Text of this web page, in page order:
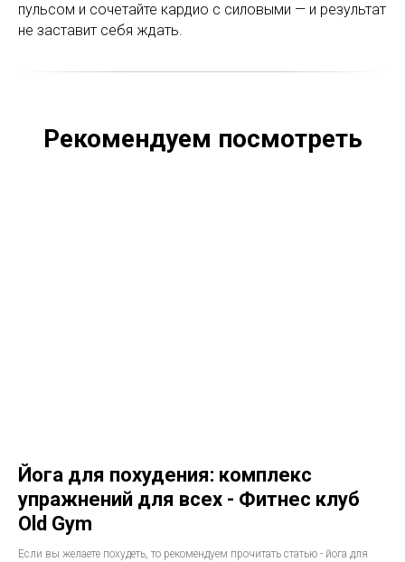
пульсом и сочетайте кардио с силовыми — и результат
не заставит себя ждать.
Рекомендуем посмотреть
Йога для похудения: комплекс
упражнений для всех - Фитнес клуб
Old Gym
Если вы желаете похудеть, то рекомендуем прочитать статью - йога для